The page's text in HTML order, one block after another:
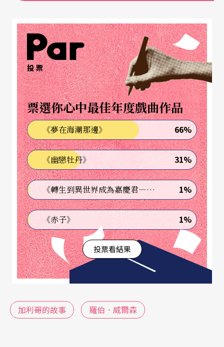
的父親薩維利．嗄丁。同樣的，《加利哥的故事》
的重點不是史詩故事，而是史詩之中的人。本劇開
幕是一連串形似遊行的隊伍不斷地左進右出，零星
的人群手持各式物品緩慢前行，在背光的情況下，
黑暗消弭了人與物的界限，人與物同樣化成平面的
剪影，僅餘線條。線條是連續的，人是流動的，指
涉了史詩的傳承，卻也迫使觀者思考，除了眼前線
條的彎折輻度方向不同外，人物之間如何區別？又
或者，更基進來說，人必須透過物品加以定義，沒
有物的文化意涵就看不出人對文化的建構能力，人
與物其實無差別。下舞台有人在頭以下披著長布
條，緩慢地俯行前進，布條形成爬行的軌跡橫過下
舞台，布條的終止處，由下一位帶著布條的俯行者
接上。軌跡是歷史的演進，斷裂是歷史的轉折，人
的地位便是扮演了歷史的接合處。
近二十分鐘的序幕後，才是羅伯．威爾森眼中的故
投票
票選你心中最佳年度戲曲作品
《夢在海潮那邊》 66%
《幽戀牡丹》 31%
《轉生到異世界成為嘉慶君—發現我的祖先是詐騙集團!?》 1%
《赤子》 1%
投票看結果
加利哥的故事 羅伯．威爾森